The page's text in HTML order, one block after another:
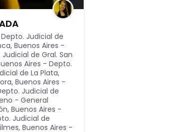
Judicial de
, Buenos Aires -
de Gral. San
Aires - Depto.
de La Plata,
, Buenos Aires -
Judicial de
- General
, Buenos Aires -
Judicial de
, Buenos Aires -